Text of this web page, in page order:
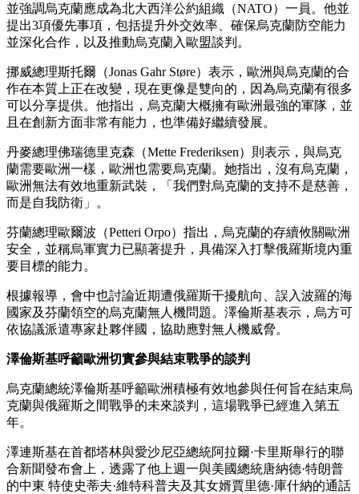
並強調烏克蘭應成為北大西洋公約組織（NATO）一員。他並
提出3項優先事項，包括提升外交效率、確保烏克蘭防空能力
並深化合作，以及推動烏克蘭入歐盟談判。
挪威總理斯托爾（Jonas Gahr Støre）表示，歐洲與烏克蘭的合
作在本質上正在改變，現在更像是雙向的，因為烏克蘭有很多
可以分享提供。他指出，烏克蘭大概擁有歐洲最強的軍隊，並
且在創新方面非常有能力，也準備好繼續發展。
丹麥總理佛瑞德里克森（Mette Frederiksen）則表示，與烏克
蘭需要歐洲一樣，歐洲也需要烏克蘭。她指出，沒有烏克蘭，
歐洲無法有效地重新武裝，「我們對烏克蘭的支持不是慈善，
而是自我防衛」。
芬蘭總理歐爾波（Petteri Orpo）指出，烏克蘭的存續攸關歐洲
安全，並稱烏軍實力已顯著提升，具備深入打擊俄羅斯境內重
要目標的能力。
根據報導，會中也討論近期遭俄羅斯干擾航向、誤入波羅的海
國家及芬蘭領空的烏克蘭無人機問題。澤倫斯基表示，烏方可
依協議派遣專家赴夥伴國，協助應對無人機威脅。
澤倫斯基呼籲歐洲切實參與結束戰爭的談判
烏克蘭總統澤倫斯基呼籲歐洲積極有效地參與任何旨在結束烏
克蘭與俄羅斯之間戰爭的未來談判，這場戰爭已經進入第五
年。
澤連斯基在首都塔林與愛沙尼亞總統阿拉爾·卡里斯舉行的聯
合新聞發布會上，透露了他上週一與美國總統唐納德·特朗普
的中東 特使史蒂夫·維特科普夫及其女婿賈里德·庫什納的通話